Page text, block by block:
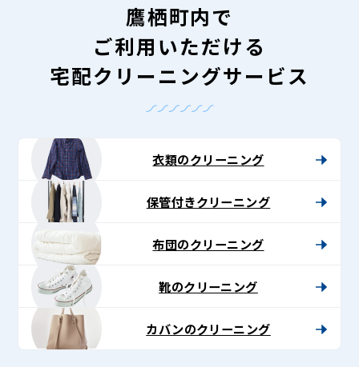
鷹栖町内で
ご利用いただける
宅配クリーニングサービス
衣類のクリーニング
保管付きクリーニング
布団のクリーニング
靴のクリーニング
カバンのクリーニング